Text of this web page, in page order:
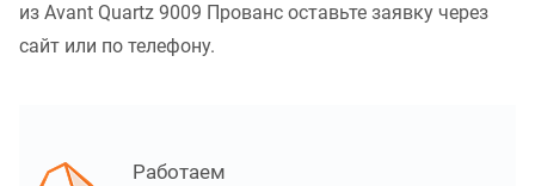
из Avant Quartz 9009 Прованс оставьте заявку через
сайт или по телефону.
Работаем